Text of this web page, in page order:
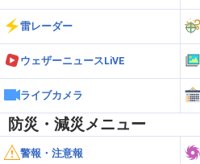
雷レーダー
ウェザーニュースLiVE
ライブカメラ
防災・減災メニュー
警報・注意報